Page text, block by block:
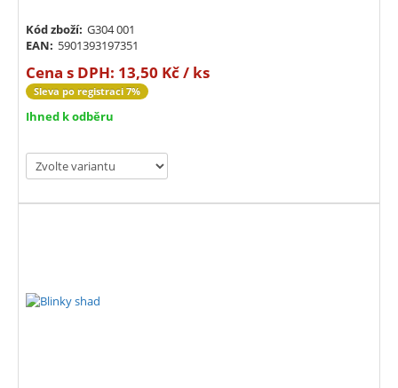
Kód zboží: G304 001
EAN: 5901393197351
Cena s DPH: 13,50 Kč / ks
Sleva po registraci 7%
Ihned k odběru